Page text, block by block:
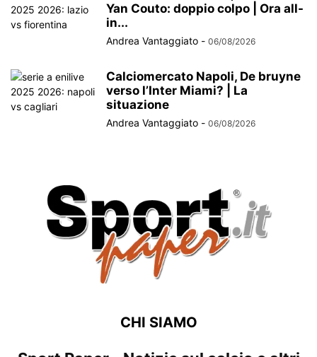
Yan Couto: doppio colpo | Ora all-
in...
Andrea Vantaggiato - 06/08/2026
Calciomercato Napoli, De bruyne
verso l’Inter Miami? | La
situazione
Andrea Vantaggiato - 06/08/2026
CHI SIAMO